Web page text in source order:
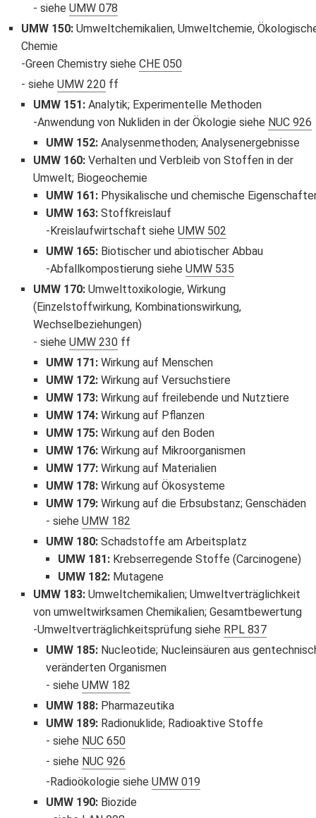
sieheUMW 078
UMW 150:Umweltchemikalien, Umweltchemie,
Chemie
Green Chemistry siehe CHE 050
siehe UMW 220ff
UMW 151: Analytik; Experimentelle Methoden
Anwendung von Nukliden in der Ökologie siehe NUC 926
UMW 152:Analysenmethoden; Analysenergebnisse
UMW 160: Verhalten und Verbleib von Stoffen in der
Umwelt; Biogeochemie
UMW 161:Physikalische und chemische
UMW 163:Stoffkreislauf
Kreislaufwirtschaft siehe UMW 502
UMW 165:Biotischer und abiotischer Abbau
Abfallkompostierung siehe UMW 535
UMW 170: Umwelttoxikologie, Wirkung
(Einzelstoffwirkung, Kombinationswirkung,
Wechselbeziehungen)
sieheUMW 230 ff
UMW 171:Wirkung auf Menschen
UMW 172:Wirkung auf Versuchstiere
UMW 173:Wirkung auf freilebende und Nutztiere
UMW 174:Wirkung auf Pflanzen
UMW 175:Wirkung auf den Boden
UMW 176:Wirkung auf Mikroorganismen
UMW 177:Wirkung auf Materialien
UMW 178:Wirkung auf Ökosysteme
UMW 179:Wirkung auf die Erbsubstanz; Genschäden
siehe UMW 182
UMW 180:Schadstoffe am Arbeitsplatz
UMW 181: Krebserregende Stoffe (Carcinogene)
UMW 182: Mutagene
UMW 183: Umweltchemikalien; Umweltverträglichkeit
von umweltwirksamen Chemikalien; Gesamtbewertung
Umweltverträglichkeitsprüfung siehe RPL 837
UMW 185:Nucleotide; Nucleinsäuren aus
veränderten Organismen
siehe UMW 182
UMW 188:Pharmazeutika
UMW 189:Radionuklide; Radioaktive Stoffe
siehe NUC 650
siehe NUC 926
Radioökologie siehe UMW 019
UMW 190:Biozide